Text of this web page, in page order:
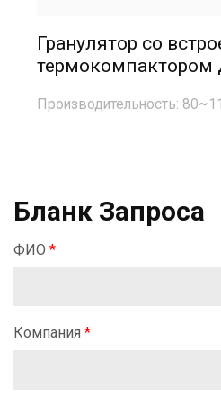
Гранулятор со
термокомпактором
Производительность:
Бланк Запроса
ФИО *
Компания *